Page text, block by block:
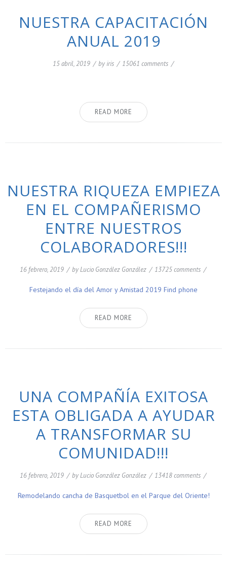
NUESTRA CAPACITACIÓN
ANUAL 2019
15 abril, 2019 / by iris / 15061 comments /
READ MORE
NUESTRA RIQUEZA EMPIEZA
EN EL COMPAÑERISMO
ENTRE NUESTROS
COLABORADORES!!!
16 febrero, 2019 / byLucio González González / 13725 comments /
Festejando el día del Amor y Amistad 2019 Find phone
READ MORE
UNA COMPAÑÍA EXITOSA
ESTA OBLIGADA A AYUDAR
A TRANSFORMAR SU
COMUNIDAD!!!
16 febrero, 2019 / byLucio González González / 13418 comments /
Remodelando cancha de Basquetbol en el Parque del Oriente!
READ MORE